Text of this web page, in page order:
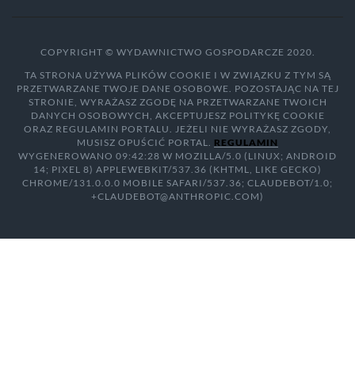
COPYRIGHT © WYDAWNICTWO GOSPODARCZE 2020.
TA STRONA UŻYWA PLIKÓW COOKIE I W ZWIĄZKU Z TYM SĄ
PRZETWARZANE TWOJE DANE OSOBOWE. POZOSTAJĄC NA TEJ
STRONIE, WYRAŻASZ ZGODĘ NA PRZETWARZANE TWOICH
DANYCH OSOBOWYCH, AKCEPTUJESZ POLITYKĘ COOKIE
ORAZ REGULAMIN PORTALU. JEŻELI NIE WYRAŻASZ ZGODY,
MUSISZ OPUŚCIĆ PORTAL. REGULAMIN
WYGENEROWANO 09:42:28 W MOZILLA/5.0 (LINUX; ANDROID
14; PIXEL 8) APPLEWEBKIT/537.36 (KHTML, LIKE GECKO)
CHROME/131.0.0.0 MOBILE SAFARI/537.36; CLAUDEBOT/1.0;
+CLAUDEBOT@ANTHROPIC.COM)